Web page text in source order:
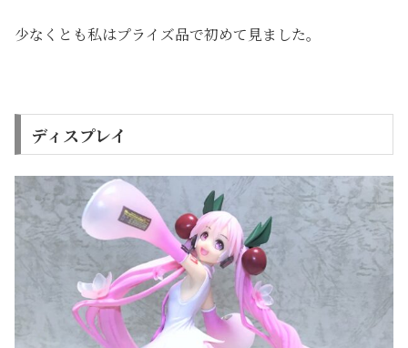
少なくとも私はプライズ品で初めて見ました。
ディスプレイ